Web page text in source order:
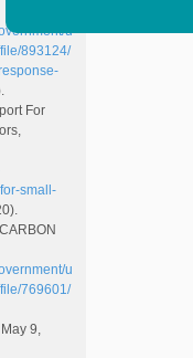
u
893124/
For
small-
u
769601/
9,